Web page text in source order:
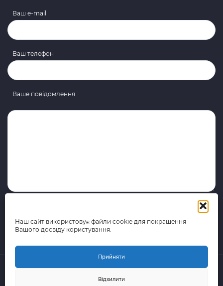
Наш сайт використовує файли cookie для покращення
Вашого досвіду користування.
Прийняти
Відхилити
Ваш e-mail
Ваш телефон
Ваше повідомлення